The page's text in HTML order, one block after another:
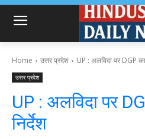
Home उत्तर प्रदेश UP : अलविदा पर DGP का
उत्तर प्रदेश
UP : अलविदा पर
निर्देश